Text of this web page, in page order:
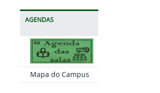
AGENDAS
Mapa do Campus